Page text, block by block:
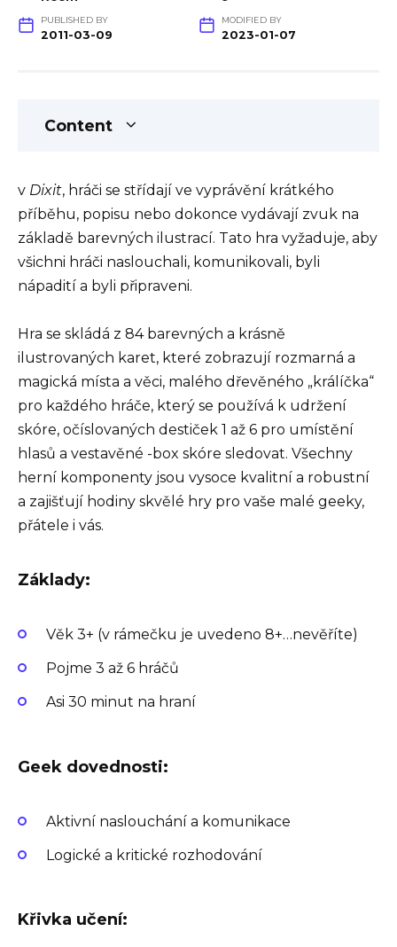
PUBLISHED BY
2011-03-09
MODIFIED BY
2023-01-07
Content
v Dixit, hráči se střídají ve vyprávění krátkého
příběhu, popisu nebo dokonce vydávají zvuk na
základě barevných ilustrací. Tato hra vyžaduje, aby
všichni hráči naslouchali, komunikovali, byli
nápadití a byli připraveni.
Hra se skládá z 84 barevných a krásně
ilustrovaných karet, které zobrazují rozmarná a
magická místa a věci, malého dřevěného „králíčka“
pro každého hráče, který se používá k udržení
skóre, očíslovaných destiček 1 až 6 pro umístění
hlasů a vestavěné -box skóre sledovat. Všechny
herní komponenty jsou vysoce kvalitní a robustní
a zajišťují hodiny skvělé hry pro vaše malé geeky,
přátele i vás.
Základy:
Věk 3+ (v rámečku je uvedeno 8+…nevěříte)
Pojme 3 až 6 hráčů
Asi 30 minut na hraní
Geek dovednosti:
Aktivní naslouchání a komunikace
Logické a kritické rozhodování
Křivka učení: